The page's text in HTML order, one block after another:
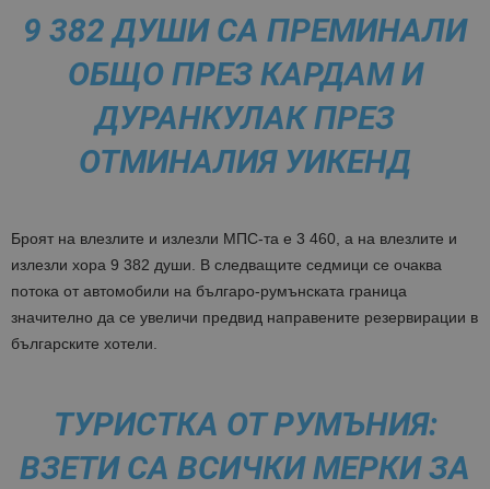
9 382 ДУШИ СА ПРЕМИНАЛИ
ОБЩО ПРЕЗ КАРДАМ И
ДУРАНКУЛАК ПРЕЗ
ОТМИНАЛИЯ УИКЕНД
Броят на влезлите и излезли МПС-та е 3 460, а на влезлите и
излезли хора 9 382 души. В следващите седмици се очаква
потока от автомобили на българо-румънската граница
значително да се увеличи предвид направените резервирации в
българските хотели.
ТУРИСТКА ОТ РУМЪНИЯ:
ВЗЕТИ СА ВСИЧКИ МЕРКИ ЗА